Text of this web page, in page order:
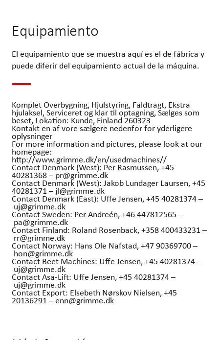
Equipamiento
El equipamiento que se muestra aquí es el de fábrica y
puede diferir del equipamiento actual de la máquina.
Komplet Overbygning, Hjulstyring, Faldtragt, Ekstra
hjulaksel, Serviceret og klar til optagning, Sælges som
beset, Lokation: Kunde, Finland 260323
Kontakt en af vore sælgere nedenfor for yderligere
oplysninger
For more information and pictures, please look at our
homepage:
http://www.grimme.dk/en/usedmachines//
Contact Denmark (West): Per Rasmussen, +45
40281368 – pr@grimme.dk
Contact Denmark (West): Jakob Lundager Laursen, +45
40281371 – jl@grimme.dk
Contact Denmark (East): Uffe Jensen, +45 40281374 –
uj@grimme.dk
Contact Sweden: Per Andreén, +46 447812565 –
pa@grimme.dk
Contact Finland: Roland Rosenback, +358 400433231 –
rr@grimme.dk
Contact Norway: Hans Ole Nafstad, +47 90369700 –
hon@grimme.dk
Contact Beet Machines: Uffe Jensen, +45 40281374 –
uj@grimme.dk
Contact Asa-Lift: Uffe Jensen, +45 40281374 –
uj@grimme.dk
Contact Export: Elsebeth Nørskov Nielsen, +45
20136291 – enn@grimme.dk